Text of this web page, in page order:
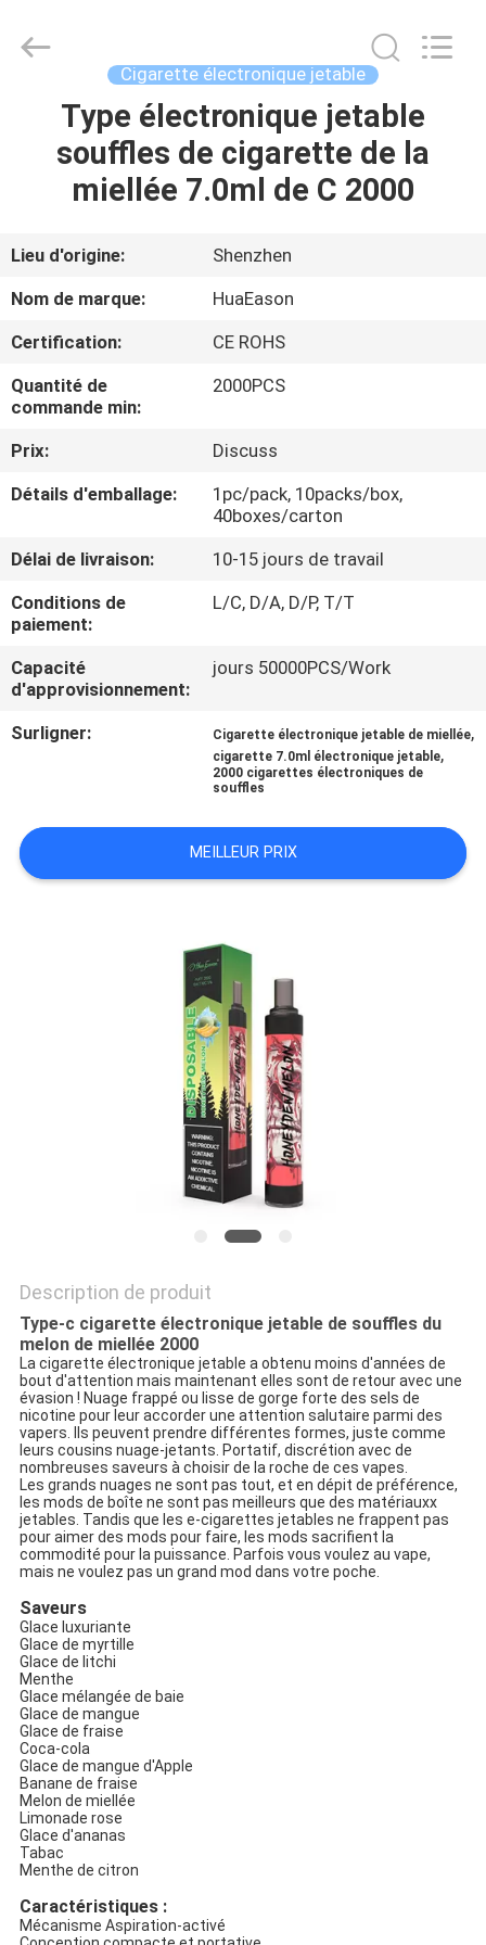
MAISON
PRODUITS
VIDÉOS
SUJET
DE
NOUS
VISITE
CONTRÔLE
DE
QUALITÉ
DEMANDEZ
CITATION
jetable
Rights
Cigarette électronique jetable
Type électronique jetable
souffles de cigarette de la
miellée 7.0ml de C 2000
Lieu d'origine:
Shenzhen
Nom de marque:
HuaEason
Certification:
CE ROHS
Quantité de
commande min:
2000PCS
Prix:
Discuss
Détails d'emballage:
1pc/pack, 10packs/box,
40boxes/carton
Délai de livraison:
10-15 jours de travail
Conditions de
paiement:
L/C, D/A, D/P, T/T
Capacité
d'approvisionnement:
jours 50000PCS/Work
Surligner: Cigarette électronique jetable de miellée,
cigarette 7.0ml électronique jetable,
2000 cigarettes électroniques de
souffles
MEILLEUR PRIX
Description de produit
Type-c cigarette électronique jetable de souffles du
melon de miellée 2000
La cigarette électronique jetable a obtenu moins d'années de
bout d'attention mais maintenant elles sont de retour avec une
évasion ! Nuage frappé ou lisse de gorge forte des sels de
nicotine pour leur accorder une attention salutaire parmi des
vapers. Ils peuvent prendre différentes formes, juste comme
leurs cousins nuage-jetants. Portatif, discrétion avec de
nombreuses saveurs à choisir de la roche de ces vapes.
Les grands nuages ne sont pas tout, et en dépit de préférence,
les mods de boîte ne sont pas meilleurs que des matériauxx
jetables. Tandis que les e-cigarettes jetables ne frappent pas
pour aimer des mods pour faire, les mods sacrifient la
commodité pour la puissance. Parfois vous voulez au vape,
mais ne voulez pas un grand mod dans votre poche.
Saveurs
Glace luxuriante
Glace de myrtille
Glace de litchi
Menthe
Glace mélangée de baie
Glace de mangue
Glace de fraise
Coca-cola
Glace de mangue d'Apple
Banane de fraise
Melon de miellée
Limonade rose
Glace d'ananas
Tabac
Menthe de citron
Caractéristiques :
Mécanisme Aspiration-activé